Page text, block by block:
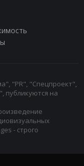
"PR", "Спецпроект",
публикуются на
- строго